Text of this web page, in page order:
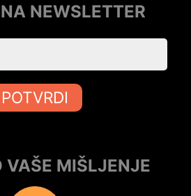
NEWSLETTER
POTVRDI
VAŠE MIŠLJENJE